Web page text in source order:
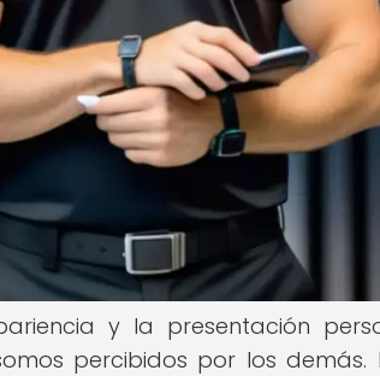
y la presentación
percibidos por los demás.